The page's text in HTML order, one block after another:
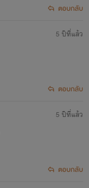
ตอบกลับ
5 ปีที่แล้ว
ตอบกลับ
5 ปีที่แล้ว
ตอบกลับ